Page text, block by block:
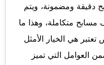
ومضمونة، ويتم
متكاملة، وهذا ما
هي الخيار الأمثل
العوامل التي تميز